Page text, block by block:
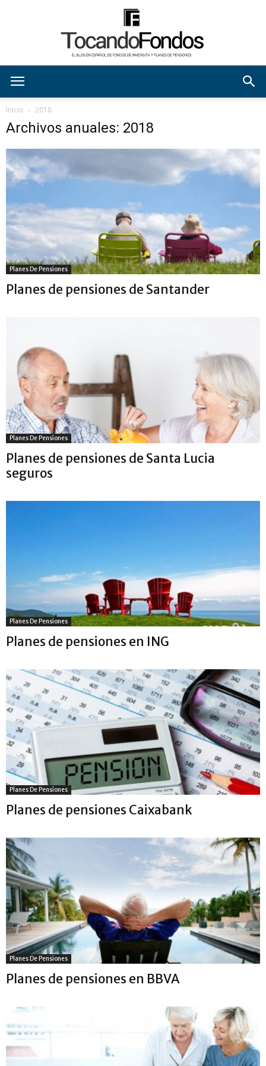
Inicio 2018
Archivos anuales: 2018
Planes De Pensiones
Planes de pensiones de Santander
Planes De Pensiones
Planes de pensiones de Santa Lucia
seguros
Planes De Pensiones
Planes de pensiones en ING
Planes De Pensiones
Planes de pensiones Caixabank
Planes De Pensiones
Planes de pensiones en BBVA